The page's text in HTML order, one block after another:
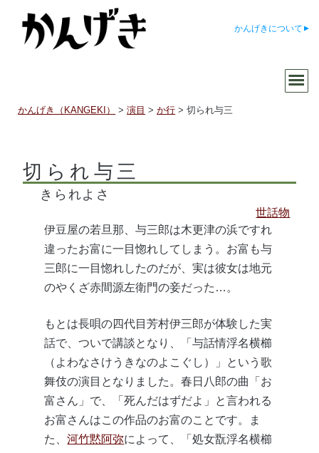
かんげきについて
かんげき（KANGEKI） >演目 >か行 >切られ与三
切られ与三
きられよさ
世話物
伊豆屋の若旦那、与三郎は木更津の浜ですれ
違ったお富に一目惚れしてしまう。お富も与
三郎に一目惚れしたのだが、実は彼女は地元
のやくざ赤間源左衛門の妾だった…。
もとは長唄の四代目芳村伊三郎が体験した実
話で、ついで講談となり、「与話情浮名横櫛
（よわなさけうきなのよこぐし）」という歌
舞伎の演目となりました。春日八郎の曲「お
富さん」で、「死んだはずだよ」と言われる
お富さんはこの作品のお富のことです。ま
た、河竹黙阿弥によって、「処女翫浮名横櫛